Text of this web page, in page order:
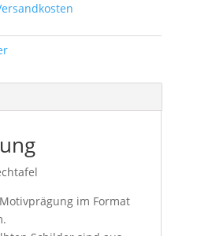
im Format